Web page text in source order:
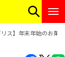
リス】年末年始のお菓